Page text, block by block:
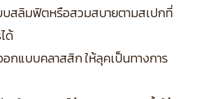
สลิมฟิตหรือสวมสบายตามสเปกที่
ด้
กแบบคลาสสิก ให้ลุคเป็นทางการ